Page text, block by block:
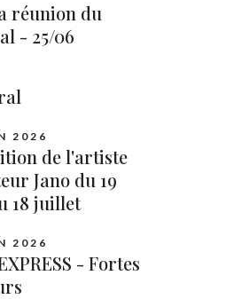
réunion du
- 25/06
2026
de l'artiste
Jano du 19
18 juillet
2026
- Fortes